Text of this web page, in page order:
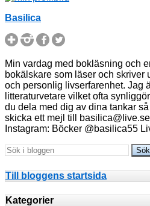
Basilica
Min vardag med bokläsning och
bokälskare som läser och skriver
och personlig livserfarenhet. Jag
litteraturvetare vilket ofta
du dela med dig av dina tankar
skicka ett mejl till
Instagram: Böcker @basilica55
Till bloggens startsida
Kategorier